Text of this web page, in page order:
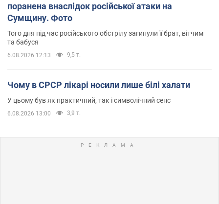
поранена внаслідок російської атаки на
Сумщину. Фото
Того дня під час російського обстрілу загинули її брат, вітчим
та бабуся
6.08.2026 12:13 9,5 т.
Чому в СРСР лікарі носили лише білі халати
У цьому був як практичний, так і символічний сенс
6.08.2026 13:00 3,9 т.